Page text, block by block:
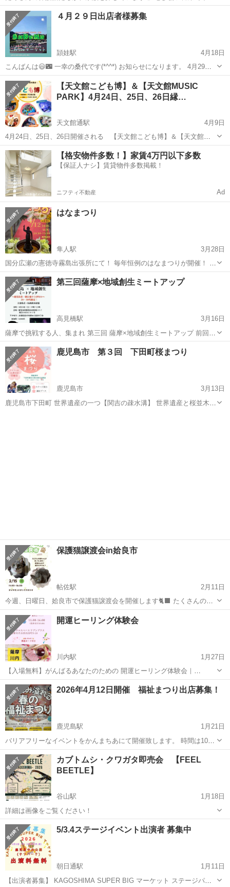
い♡
鹿児島 姶良市 帖佐駅 地域/お祭り
４月２９日出店者様募集
頴娃駅
4月18日
こんばんは😃🌃 一幸の桑代です(*^^*) お知らせになります。 4月29日
(火)㊗️プチこDeマを開催いたします(お祝い) 飲食、キッチンカー、ワ
ークショップ、ハンドメイド、雑貨、等々、出店者様募集しておりま
す(*^^*)...
鹿児島 南九州市 頴娃駅 地域/お祭り キッチンカー
【天文館こども博】＆【天文館MUSIC
PARK】4月24日、25日、26日縁…
天文館通駅
4月9日
4月24日、25日、26日開催される 【天文館こども博】＆【天文館公
園MUSIC PARK】に出店して頂ける、飲食＆縁日系出店者の方を募
集しております。 鹿児島の中心部天文館公園にて、出店をしてみませ
んか？ 出店...
鹿児島 鹿児島市 天文館通駅 地域/お祭り 古着
【格安物件多数！】家賃4万円以下多数
【保証人ナシ】賃貸物件多数掲載！
ニフティ不動産 Ad
はなまつり
隼人駅
3月28日
国分広瀬の憲徳寺霧島出張所にて！ 毎年恒例のはなまつりが開催！ お
いしい楽しいマルシェと 様々なステージで1日盛り上がりましょう♪
【ステージ】 11時〜フラダンス 11時半〜絵本の読み聞かせ 12時〜...
鹿児島 霧島市 隼人駅 地域/お祭り まつり
第三回薩摩×地域創生ミートアップ
高見橋駅
3月16日
薩摩で挑戦する人、集まれ 第三回 薩摩×地域創生ミートアップ 前回、
鹿児島市で満員御礼となった 「薩摩×地域創生ミートアップ」が再び
開催決定！ 「薩摩が大好き」「地域創生に関わる仕事がしたい」 そん
な想...
鹿児島 鹿児島市 高見橋駅 地域/お祭り 物語
鹿児島市 第３回 下田町桜まつり
鹿児島市
3月13日
鹿児島市下田町 世界遺産の一つ【関吉の疎水溝】 世界遺産と桜並木を
保護猫譲渡会in姶良市
帖佐駅
2月11日
今週、日曜日、姶良市で保護猫譲渡会を開催します🐈‍⬛ たくさんの猫
さんが、優しい家族を待っています。 ぜひ会いに来て下さい♪
鹿児島 姶良市 帖佐駅 地域/お祭り
開運ヒーリング体験会
川内駅
1月27日
【入場無料】がんばるあなたのための 開運ヒーリング体験会｜
1/31(土) 薩摩川内市 毎日、家事や仕事、人間関係… つい自分のことは
後回しになっていませんか？ ちょっと疲れた心と身体を、 やさしく整
えるヒーリ...
鹿児島 薩摩川内市 川内駅 地域/お祭り ヒーリング
2026年4月12日開催 福祉まつり出店募集！
鹿児島駅
1月21日
バリアフリーなイベントをかんまちあにて開催致します。 時間は10
時〜16時（前後1時間準備時間9時〜10時、16時〜17時）となります。
1ブース4m✖️4mです。 ご応募は、先着順となります。 ご連絡おまち
しております！ ...
鹿児島 鹿児島市 鹿児島駅 地域/お祭り まつり
カブトムシ・クワガタ即売会 【FEEL
BEETLE】
谷山駅
1月18日
詳細は画像をご覧ください！
鹿児島 鹿児島市 地域/お祭り クワガタ
5/3.4ステージイベント出演者 募集中
朝日通駅
1月11日
【出演者募集】 KAGOSHIMA SUPER BIG マーケット ステージパフ